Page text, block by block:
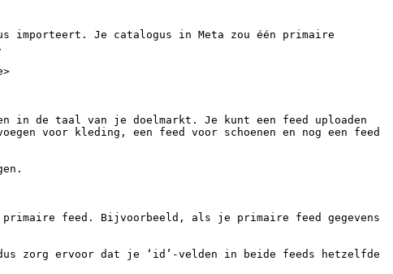
importeert. Je catalogus in Meta zou één primaire
in de taal van je doelmarkt. Je kunt een feed uploaden
voor kleding, een feed voor schoenen en nog een feed
feed. Bijvoorbeeld, als je primaire feed gegevens
zorg ervoor dat je ‘id’-velden in beide feeds hetzelfde